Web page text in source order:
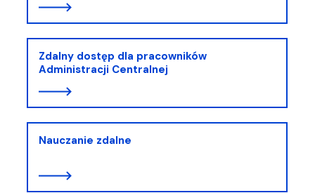
Zdalny dostęp dla pracowników
Administracji Centralnej
Nauczanie zdalne